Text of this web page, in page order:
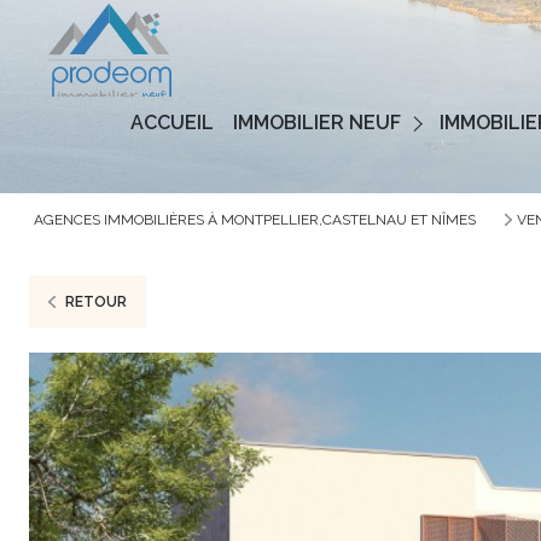
ACCUEIL IMMOBILIER NEUF
Programmes Neufs
AGENCES IMMOBILIÈRES À MONTPELLIER,CASTELNAU ET NÎMES
RETOUR